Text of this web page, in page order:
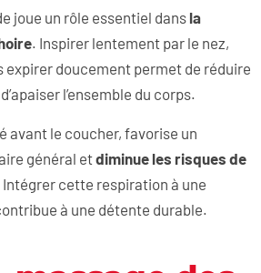
joue un rôle essentiel dans la
. Inspirer lentement par le nez,
expirer doucement permet de réduire
l’ensemble du corps.
avant le coucher, favorise un
général etdiminue les risques de
Intégrer cette respiration à une
à une détente durable.